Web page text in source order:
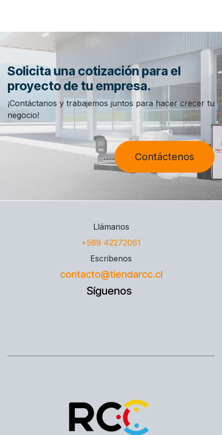
Solicita una cotización para el
proyecto de tu empresa.
¡Contáctanos y trabajemos juntos para hacer crecer tu
negocio!
Contáctenos
Llámanos
+569 42272061
Escribenos
contacto@tiendarcc.cl
Síguenos